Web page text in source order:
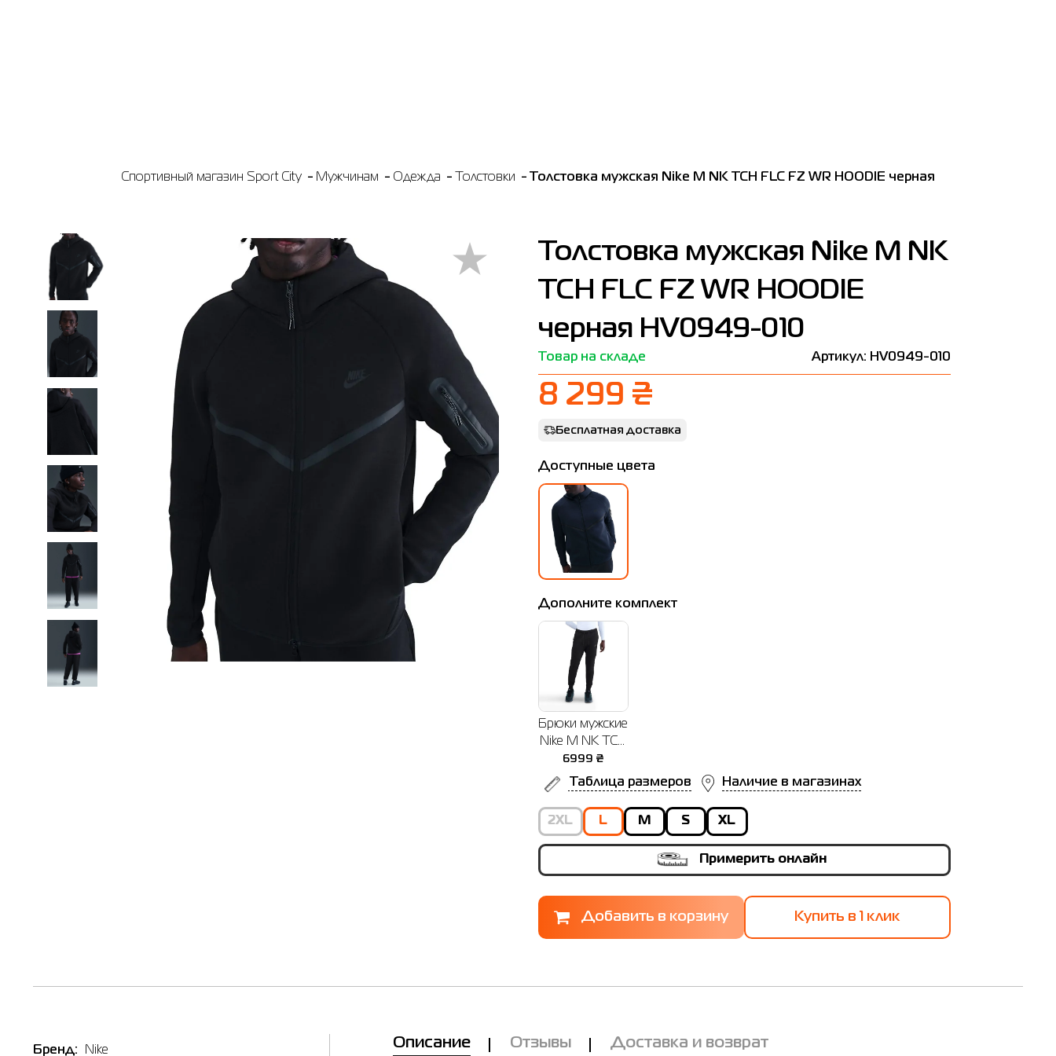
Спортивный магазин Sport City Мужчинам Одежда Толстовки Толстовка мужская Nike M NK TCH FLC FZ WR HOODIE черная
Толстовка мужская Nike M NK
TCH FLC FZ WR HOODIE
черная HV0949-010
Товар на складе Артикул: HV0949-010
8 299 ₴
Бесплатная доставка
Доступные цвета
Дополните комплект
Брюки мужские
Nike M NK TCH
FLC JGGR
черные
HV0959-010
6999 ₴
Наличие в магазинах
Таблица размеров
2XL L M S XL
Примерить онлайн
Купить в 1 клик
Бренд:
Nike
Описание Отзывы Доставка и возврат